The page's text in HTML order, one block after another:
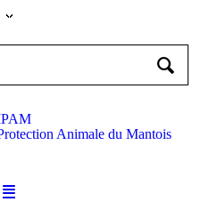
Animale du Mantois